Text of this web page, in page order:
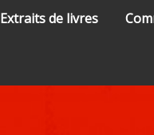
Extraits de livres